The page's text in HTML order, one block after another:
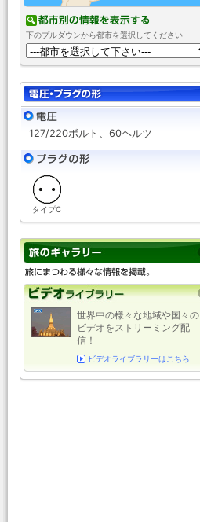
下のプルダウンから都市を選択してください
127/220ボルト、60ヘルツ
タイプC
世界中の様々な地域や国々の
ビデオをストリーミング配
信！
ビデオライブラリーはこちら